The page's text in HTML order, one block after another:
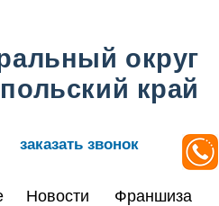
округ
край
заказать звонок
Новости Франшиза